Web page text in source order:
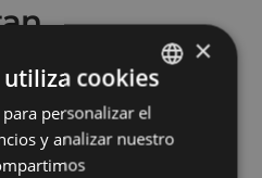
BASQUE
SPANISH
×
utiliza cookies
personalizar el
y analizar nuestro